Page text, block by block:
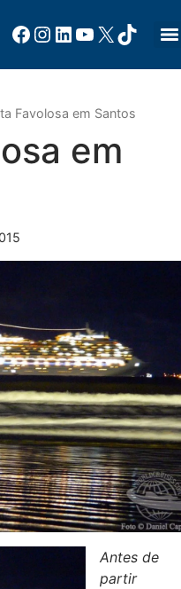
Favolosa em Santos
em
Antes de
partir